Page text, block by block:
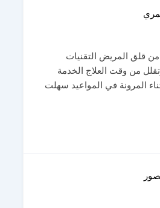
من قلق المريض التقنيات
من وقت العلاج الخدمة
المرونة في المواعيد سهلت